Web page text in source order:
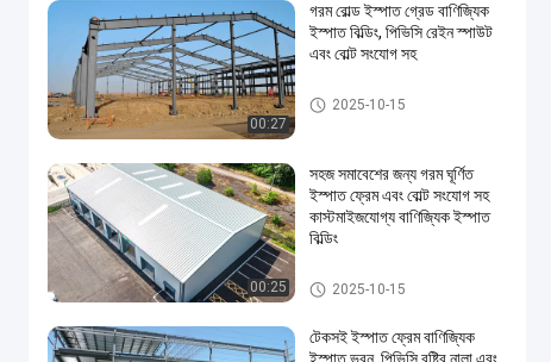
00:27
গরম রোল্ড ইস্পাত গ্রেড বাণিজ্যিক
ইস্পাত বিল্ডিং, পিভিসি রেইন স্পাউট
এবং বোল্ট সংযোগ সহ
বাণিজ্যিক ইস্পাত ভবন
2025-10-15
00:25
সহজ সমাবেশের জন্য গরম ঘূর্ণিত
ইস্পাত ফ্রেম এবং বোল্ট সংযোগ সহ
কাস্টমাইজযোগ্য বাণিজ্যিক ইস্পাত
বিল্ডিং
বাণিজ্যিক ইস্পাত ভবন
2025-10-15
টেকসই ইস্পাত ফ্রেম বাণিজ্যিক